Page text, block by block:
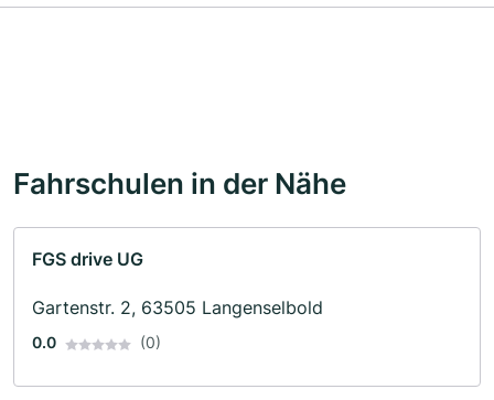
Fahrschulen in der Nähe
FGS drive UG
Gartenstr. 2, 63505 Langenselbold
0.0 (0)